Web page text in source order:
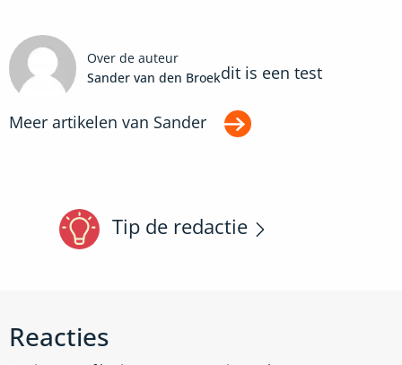
Over de auteur
Sander van den Broekdit is een test
Meer artikelen van Sander
Tip de redactie
Reacties